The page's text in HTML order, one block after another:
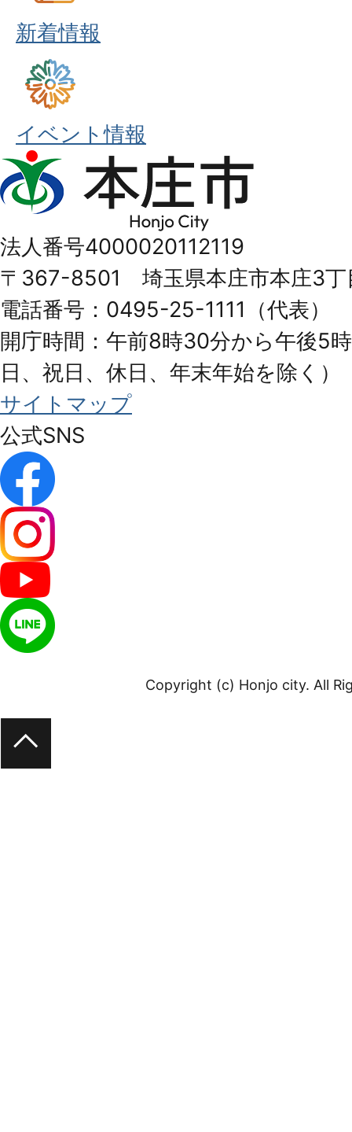
新着情報
イベント情報
本
庄
Honjo
City
法人番号4000020112119
〒367-8501 埼玉県本庄市本庄3丁
電話番号：0495-25-1111（代表）
開庁時間：午前8時30分から午後5
日、祝日、休日、年末年始を除く）
サイトマップ
公式SNS
Copyright (c) Honjo city. All